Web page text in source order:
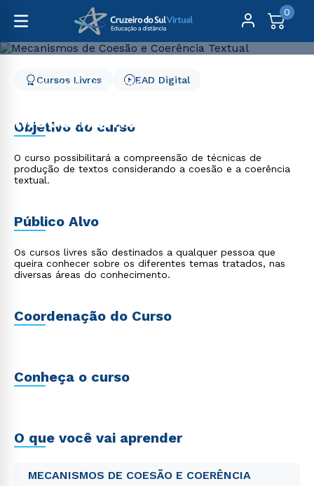
0
Cursos Livres
Educação
Mecanismos de Coesão e
Coerência Textual
Cursos Livres EAD Digital
Objetivo do curso
O curso possibilitará a compreensão de técnicas de
produção de textos considerando a coesão e a coerência
textual.
Público Alvo
Os cursos livres são destinados a qualquer pessoa que
queira conhecer sobre os diferentes temas tratados, nas
diversas áreas do conhecimento.
Coordenação do Curso
Conheça o curso
O que você vai aprender
MECANISMOS DE COESÃO E COERÊNCIA